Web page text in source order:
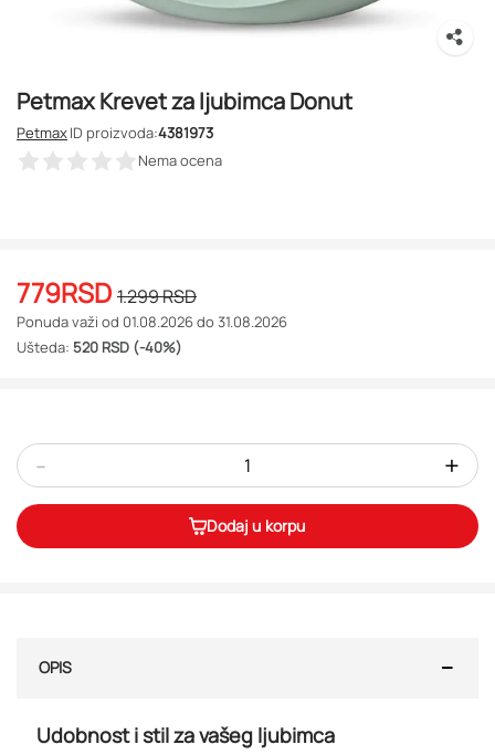
Petmax Krevet za ljubimca Donut
PetmaxID proizvoda:4381973
Nema ocena
779RSD 1.299RSD
Ponuda važi od 01.08.2026 do 31.08.2026
Ušteda: 520 RSD (-40%)
- +
Dodaj u korpu
OPIS
Udobnost i stil za vašeg ljubimca